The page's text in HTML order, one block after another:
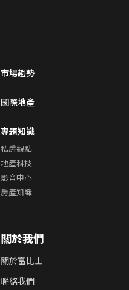
市場趨勢
國際地產
專題知識
私房觀點
地產科技
影音中心
房產知識
關於我們
關於富比士
聯絡我們